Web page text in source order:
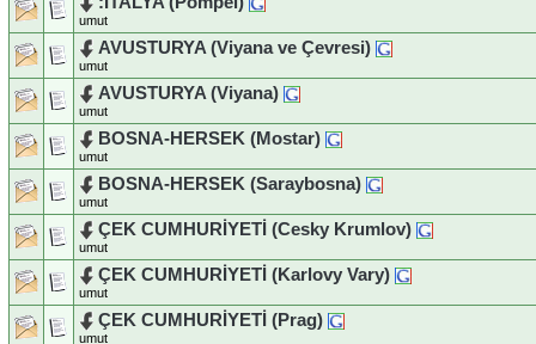
umut
AVUSTURYA (Viyana ve Çevresi)
umut
AVUSTURYA (Viyana)
umut
BOSNA-HERSEK (Mostar)
umut
BOSNA-HERSEK (Saraybosna)
umut
ÇEK CUMHURİYETİ (Cesky Krumlov)
umut
ÇEK CUMHURİYETİ (Karlovy Vary)
umut
ÇEK CUMHURİYETİ (Prag)
umut